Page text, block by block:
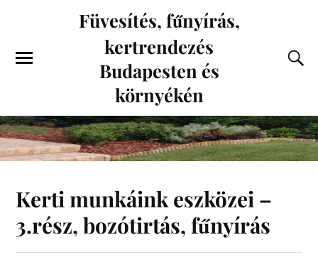
Füvesítés, fűnyírás,
kertrendezés
Budapesten és
környékén
Kerti munkáink eszközei –
3.rész, bozótirtás, fűnyírás